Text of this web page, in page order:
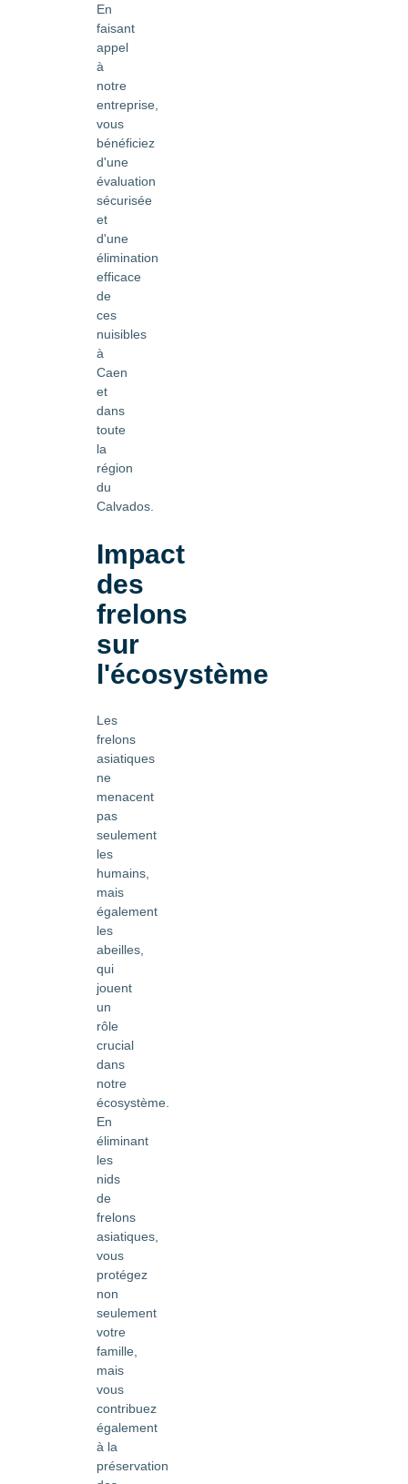
En
faisant
appel
à
notre
entreprise,
vous
bénéficiez
d'une
évaluation
sécurisée
et
d'une
élimination
efficace
de
ces
nuisibles
à
Caen
et
dans
toute
la
région
du
Calvados.
Impact
des
frelons
sur
l'écosystème
Les
frelons
asiatiques
ne
menacent
pas
seulement
les
humains,
mais
également
les
abeilles,
qui
jouent
un
rôle
crucial
dans
notre
écosystème.
En
éliminant
les
nids
de
frelons
asiatiques,
vous
protégez
non
seulement
votre
famille,
mais
vous
contribuez
également
à la
préservation